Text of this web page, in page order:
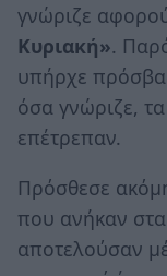
γνώριζε
Κυριακή».
υπήρχε
όσα γνώριζε,
επέτρεπαν.
Πρόσθεσε
που ανήκαν στα
αποτελούσαν